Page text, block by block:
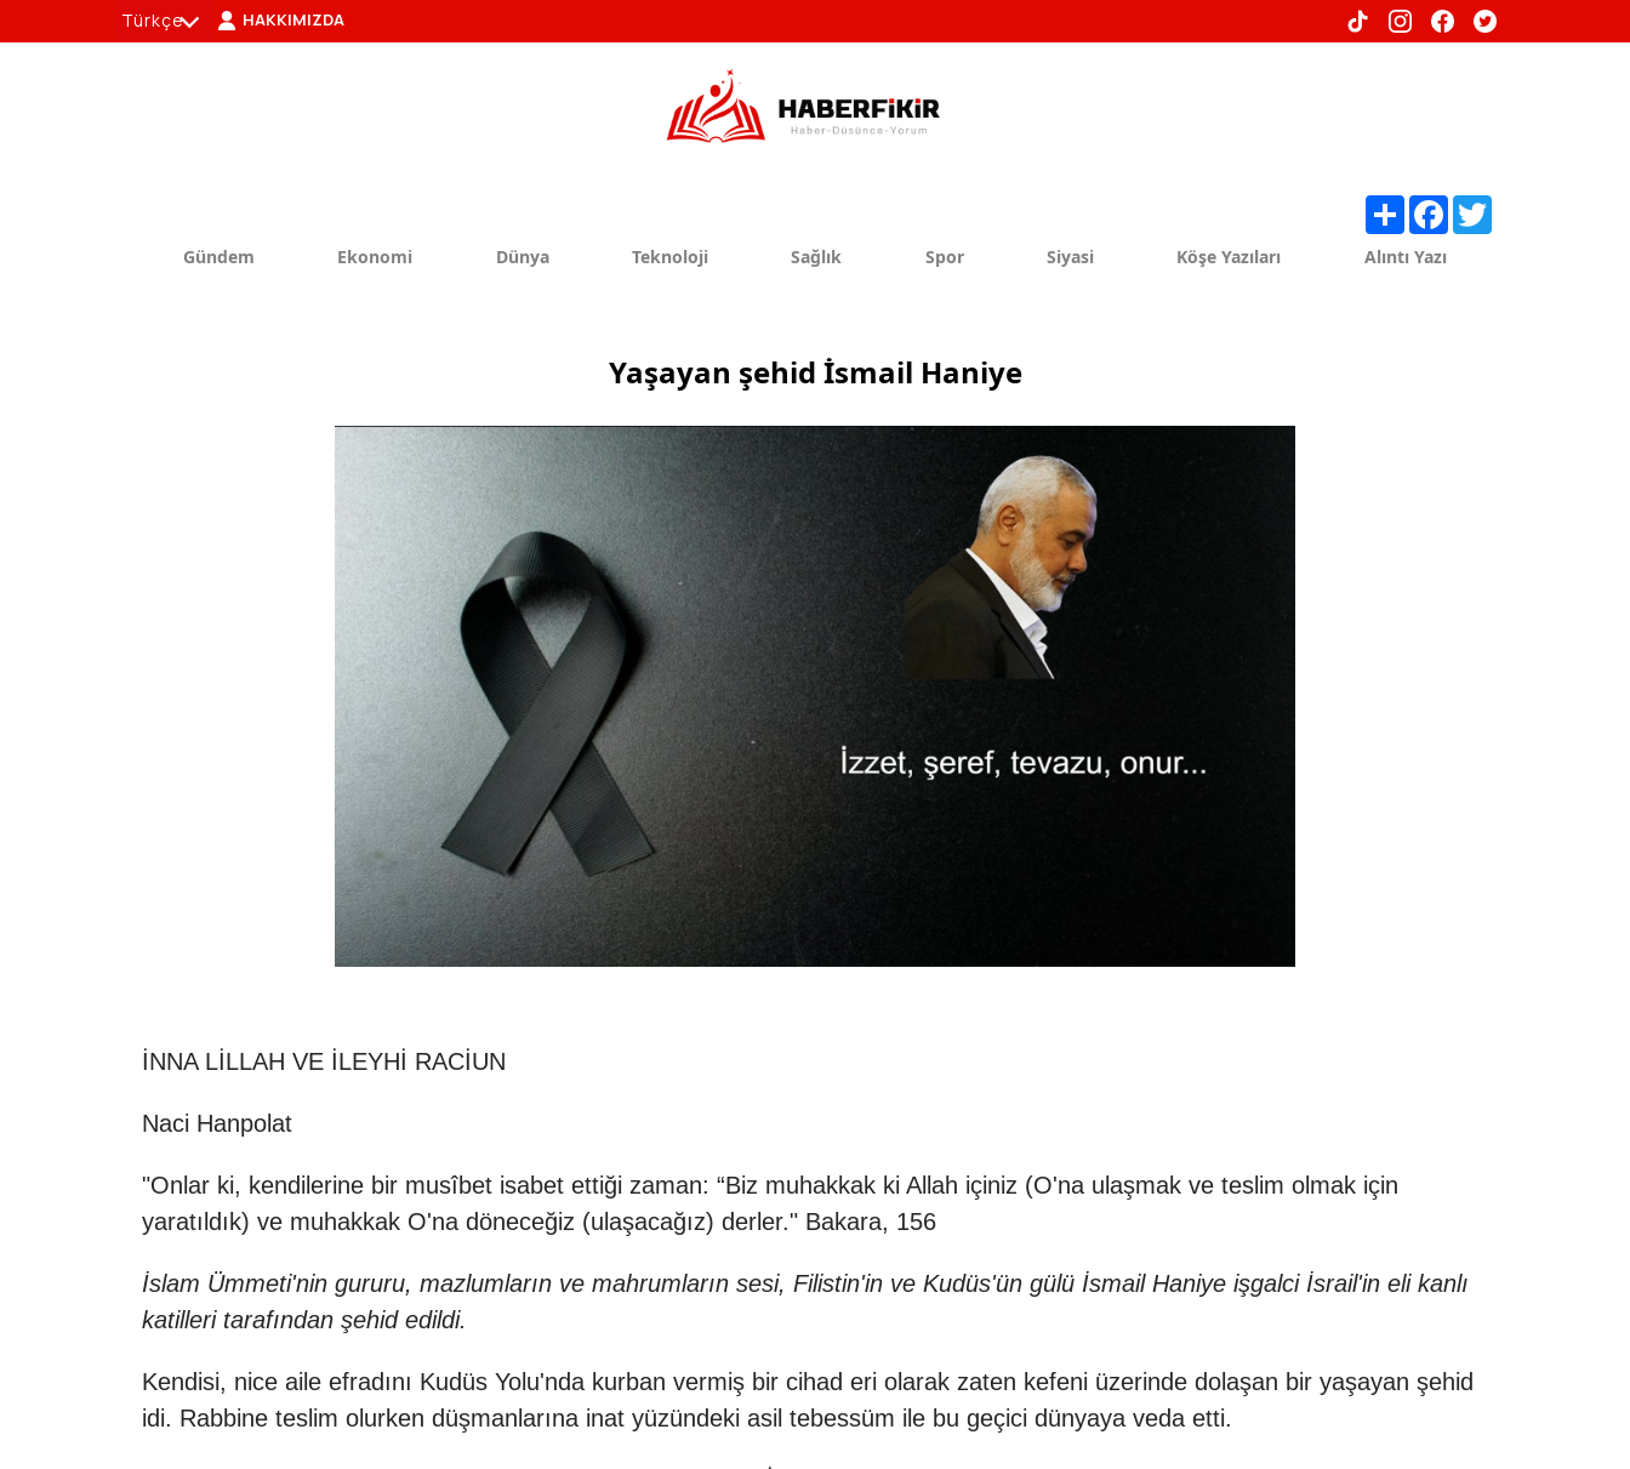
Gündem Ekonomi Dünya Teknoloji Sağlık Spor Siyasi Köşe Yazıları Alıntı Yazı
Yaşayan şehid İsmail Haniye
İNNA LİLLAH VE İLEYHİ RACİUN
Naci Hanpolat
"Onlar ki, kendilerine bir musîbet isabet ettiği zaman: “Biz muhakkak ki Allah içiniz (O'na ulaşmak ve teslim olmak için
yaratıldık) ve muhakkak O'na döneceğiz (ulaşacağız) derler." Bakara, 156
İslam Ümmeti'nin gururu, mazlumların ve mahrumların sesi, Filistin'in ve Kudüs'ün gülü İsmail Haniye işgalci İsrail'in eli kanlı
katilleri tarafından şehid edildi.
Kendisi, nice aile efradını Kudüs Yolu'nda kurban vermiş bir cihad eri olarak zaten kefeni üzerinde dolaşan bir yaşayan şehid
idi. Rabbine teslim olurken düşmanlarına inat yüzündeki asil tebessüm ile bu geçici dünyaya veda etti.
Share Facebook
Türkçe
HAKKIMIZDA